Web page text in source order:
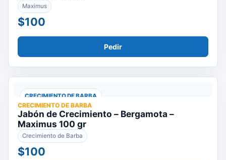
Maximus
$100
Pedir
CRECIMIENTO DE BARBA
CRECIMIENTO DE BARBA
Jabón de Crecimiento – Bergamota –
Maximus 100 gr
Crecimiento de Barba
$100